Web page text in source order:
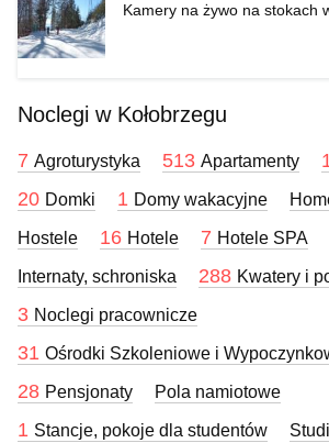
Kamery na żywo na stokach
Noclegi w Kołobrzegu
7 Agroturystyka 513 Apartamenty
20 Domki 1 Domy wakacyjne
Hostele 16 Hotele 7 Hotele SPA
Internaty, schroniska 288 Kwatery i
3 Noclegi pracownicze
31 Ośrodki Szkoleniowe i
28 Pensjonaty Pola namiotowe
1 Stancje, pokoje dla studentów